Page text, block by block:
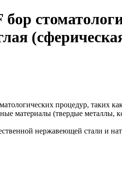
процедур, таких
материалы (твердые металлы,
нержавеющей стали и